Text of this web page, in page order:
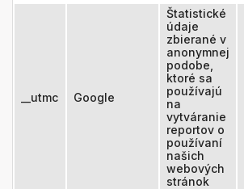
__utmc Google
Štatistické
údaje
zbierané v
anonymnej
podobe,
ktoré sa
používajú
na
vytváranie
reportov o
používaní
našich
webových
stránok